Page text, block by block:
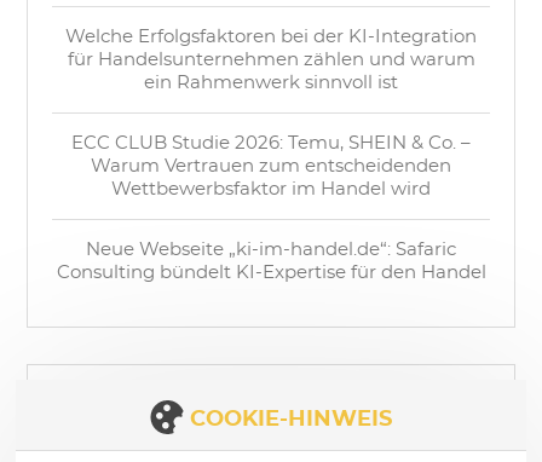
Welche Erfolgsfaktoren bei der KI-Integration
für Handelsunternehmen zählen und warum
ein Rahmenwerk sinnvoll ist
ECC CLUB Studie 2026: Temu, SHEIN & Co. –
Warum Vertrauen zum entscheidenden
Wettbewerbsfaktor im Handel wird
Neue Webseite „ki-im-handel.de“: Safaric
Consulting bündelt KI-Expertise für den Handel
COOKIE-HINWEIS